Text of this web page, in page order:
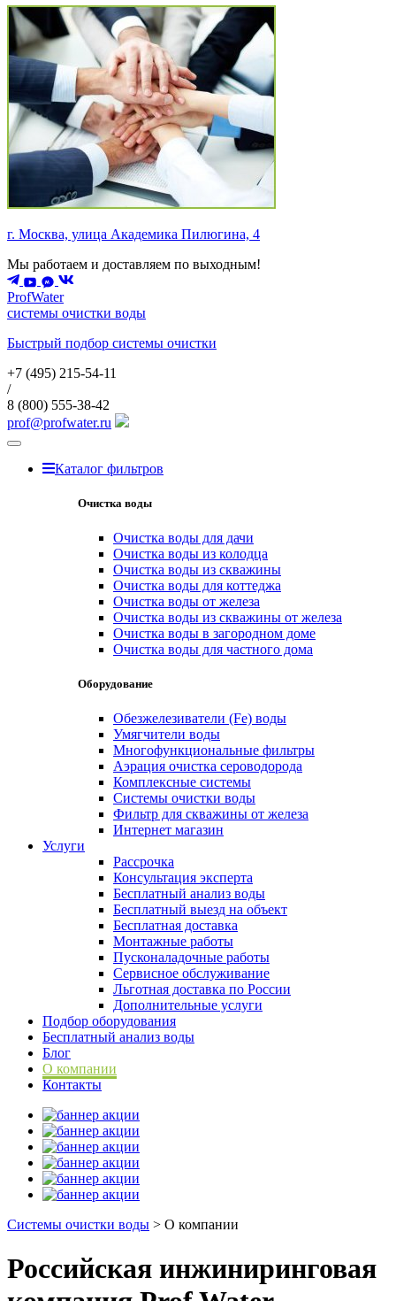
г. Москва, улица Академика Пилюгина, 4
Мы работаем и доставляем по выходным!
ProfWater
системы очистки воды
Быстрый подбор системы очистки
+7 (495) 215-54-11
/
8 (800) 555-38-42
prof@profwater.ru
Меню
Каталог фильтров
Очистка воды
Очистка воды для дачи
Очистка воды из колодца
Очистка воды из скважины
Очистка воды для коттеджа
Очистка воды от железа
Очистка воды из скважины от железа
Очистка воды в загородном доме
Очистка воды для частного дома
Оборудование
Обезжелезиватели (Fe) воды
Умягчители воды
Многофункциональные фильтры
Аэрация очистка сероводорода
Комплексные системы
Системы очистки воды
Фильтр для скважины от железа
Интернет магазин
Услуги
Рассрочка
Консультация эксперта
Бесплатный анализ воды
Бесплатный выезд на объект
Бесплатная доставка
Монтажные работы
Пусконаладочные работы
Сервисное обслуживание
Льготная доставка по России
Дополнительные услуги
Подбор оборудования
Бесплатный анализ воды
Блог
О компании
Контакты
Системы очистки воды > О компании
Российская инжиниринговая